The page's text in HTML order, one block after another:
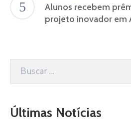
Alunos recebem
projeto inovador em
Últimas Notícias